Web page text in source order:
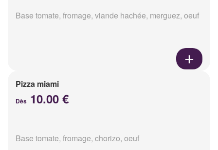
Base tomate, fromage, viande hachée, merguez, oeuf
Pizza miami
Dès 10.00 €
Base tomate, fromage, chorizo, oeuf